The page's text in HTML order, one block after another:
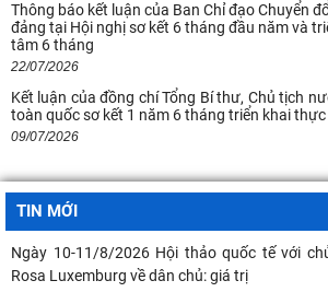
Thông báo kết luận của Ban Chỉ đạo Chuyển
đảng tại Hội nghị sơ kết 6 tháng đầu năm và
tâm 6 tháng
22/07/2026
Kết luận của đồng chí Tổng Bí thư, Chủ tịch
toàn quốc sơ kết 1 năm 6 tháng triển khai
09/07/2026
TIN MỚI
Ngày 10-11/8/2026 Hội thảo quốc tế với
Rosa Luxemburg về dân chủ: giá trị